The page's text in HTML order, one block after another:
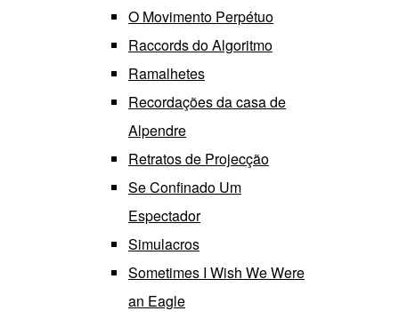
O Movimento Perpétuo
Raccords do Algoritmo
Ramalhetes
Recordações da casa de
Alpendre
Retratos de Projecção
Se Confinado Um
Espectador
Simulacros
Sometimes I Wish We Were
an Eagle